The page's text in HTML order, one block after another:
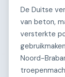
De Duitse
van beton,
versterkte
Noord-